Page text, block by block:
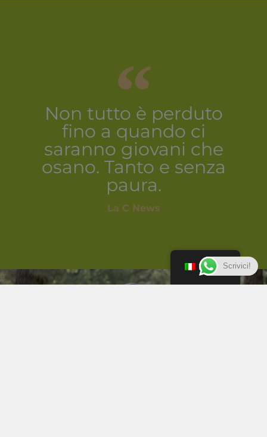
Non tutto è perduto
fino a quando ci
saranno giovani che
osano. Tanto e senza
paura.
La C News
ItalianoScrivici!